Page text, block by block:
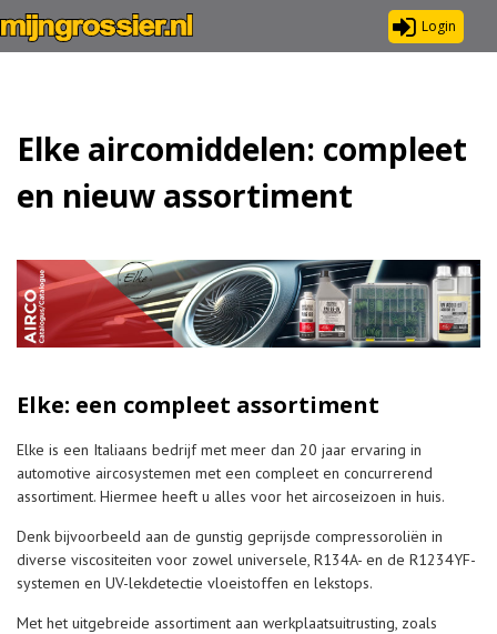
Login
Elke aircomiddelen: compleet
en nieuw assortiment
Elke: een compleet assortiment
Elke is een Italiaans bedrijf met meer dan 20 jaar ervaring in
automotive aircosystemen met een compleet en concurrerend
assortiment. Hiermee heeft u alles voor het aircoseizoen in huis.
Denk bijvoorbeeld aan de gunstig geprijsde compressoroliën in
diverse viscositeiten voor zowel universele, R134A- en de R1234YF-
systemen en UV-lekdetectie vloeistoffen en lekstops.
Met het uitgebreide assortiment aan werkplaatsuitrusting, zoals